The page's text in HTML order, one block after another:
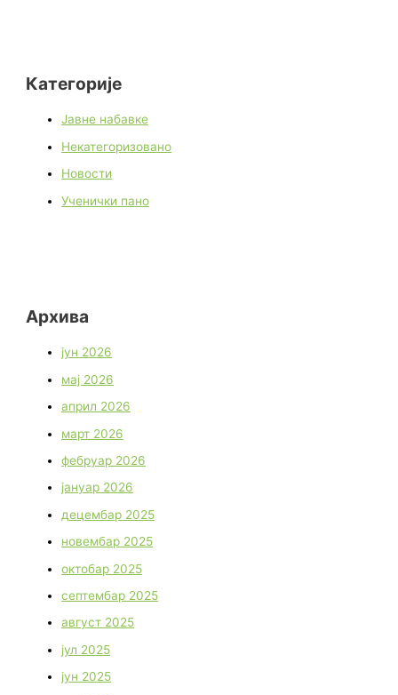
Категорије
Јавне набавке
Некатегоризовано
Новости
Ученички пано
Архива
јун 2026
мај 2026
април 2026
март 2026
фебруар 2026
јануар 2026
децембар 2025
новембар 2025
октобар 2025
септембар 2025
август 2025
јул 2025
јун 2025